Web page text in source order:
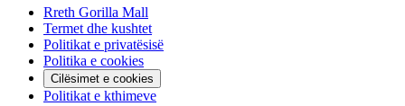
Rreth Gorilla Mall
Termet dhe kushtet
Politikat e privatësisë
Politika e cookies
Cilësimet e cookies
Politikat e kthimeve